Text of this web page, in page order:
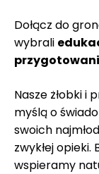
Dołącz do
wybrali
Nasze żłobki i
myślą o
swoich
zwykłej opieki.
wspieramy